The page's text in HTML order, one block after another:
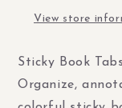
View store
Sticky Book
Organize,